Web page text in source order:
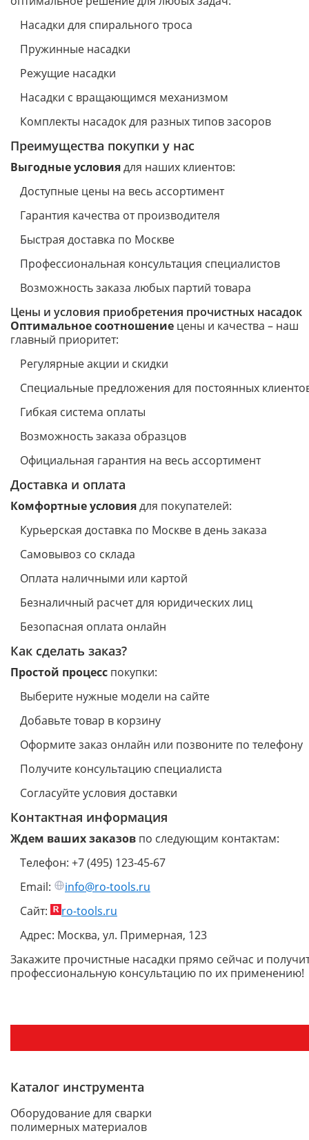
Насадки для спирального троса
Пружинные насадки
Режущие насадки
Насадки с вращающимся механизмом
Комплекты насадок для разных типов засоров
Преимущества покупки у нас
Выгодные условиядля наших клиентов:
Доступные цены на весь ассортимент
Гарантия качества от производителя
Быстрая доставка по Москве
Профессиональная консультация специалистов
Возможность заказа любых партий товара
Цены и условия приобретения прочистных насадок
Оптимальное соотношение цены и качества – наш
главный приоритет:
Регулярные акции и скидки
Специальные предложения для постоянных
Гибкая система оплаты
Возможность заказа образцов
Официальная гарантия на весь ассортимент
Доставка и оплата
Комфортные условиядля покупателей:
Курьерская доставка по Москве в день заказа
Самовывоз со склада
Оплата наличными или картой
Безналичный расчет для юридических лиц
Безопасная оплата онлайн
Как сделать заказ?
Простой процесс покупки:
Выберите нужные модели на сайте
Добавьте товар в корзину
Оформите заказ онлайн или позвоните по телефону
Получите консультацию специалиста
Согласуйте условия доставки
Контактная информация
Ждем ваших заказов по следующим контактам:
Телефон: +7 (495) 123-45-67
Email:
info@ro-tools.ru
Сайт:
ro-tools.ru
Адрес: Москва, ул. Примерная, 123
Закажите прочистные насадки прямо сейчас и
профессиональную консультацию по их применению!
Каталог инструмента
Оборудование для сварки
полимерных материалов